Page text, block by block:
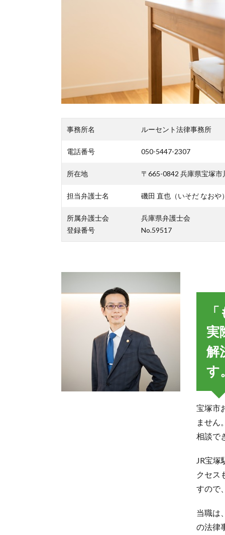
事務所名 ルーセント法律事務所
電話番号 050-5447-2307
所在地 〒665-0842 兵庫県宝塚
担当弁護士名 磯田 直也（いそだ なおや
所属弁護士会
登録番号
兵庫県弁護士会
No.59517
実
解
す
宝塚市
ません
相談で
JR宝塚
クセス
すので
当職は
の法律